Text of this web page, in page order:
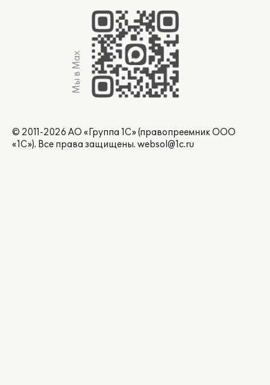
Мы в Max
© 2011-2026 АО «Группа 1С» (правопреемник ООО
«1С»). Все права защищены. websol@1c.ru